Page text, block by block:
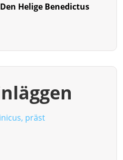
Helige Benedictus
präst